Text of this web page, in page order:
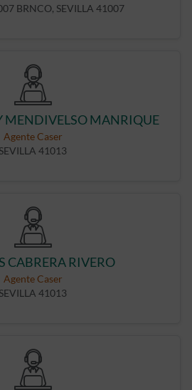
BRNCO, SEVILLA 41007
MENDIVELSO MANRIQUE
Agente Caser
SEVILLA 41013
CABRERA RIVERO
Agente Caser
SEVILLA 41013